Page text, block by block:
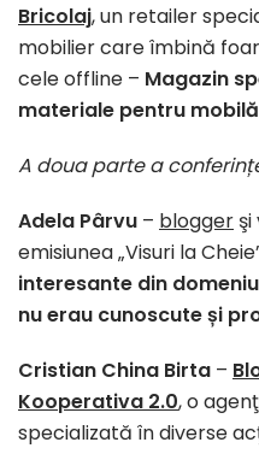
Bricolaj, un retailer
mobilier care îmbină
cele offline – Magazin
materiale pentru mobilă
A doua parte a
Adela Pârvu – blogger
emisiunea „Visuri la
interesante din
nu erau cunoscute și
Cristian China Birta –
Kooperativa 2.0, o
specializată în diverse